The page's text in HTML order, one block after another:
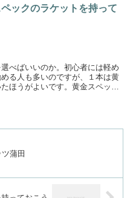
ックのラケットを持って
べばいいのか。初心者には軽め
る人も多いのですが、１本は黄
ほうがよいです。黄金スペック
蒲田